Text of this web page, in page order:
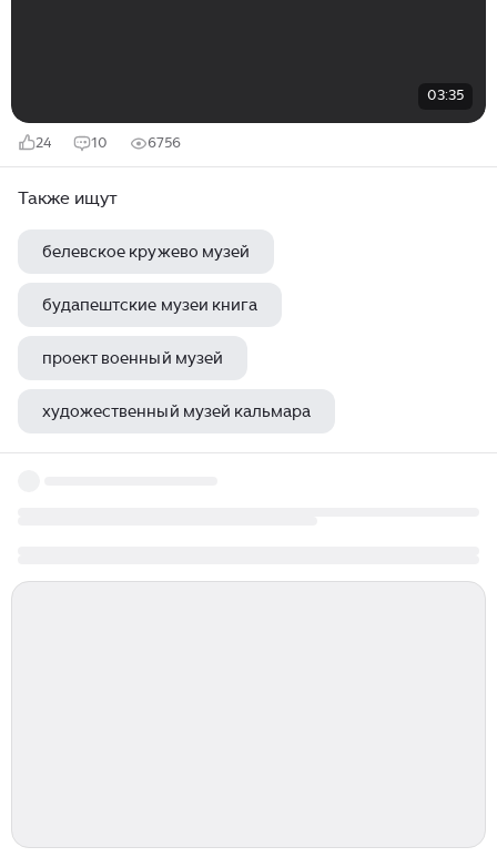
03:35
24 10 6756
Также ищут
белевское кружево музей
будапештские музеи книга
проект военный музей
художественный музей кальмара